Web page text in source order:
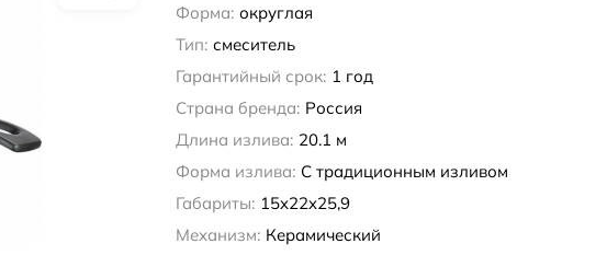
Форма: округлая
Тип: смеситель
Гарантийный срок: 1 год
Страна бренда: Россия
Длина излива: 20.1 м
Форма излива: С традиционным изливом
Габариты: 15x22x25,9
Механизм: Керамический